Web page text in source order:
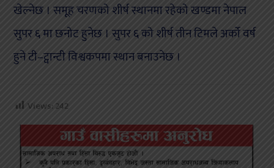
खेल्नेछ । समूह चरणको शीर्ष स्थानमा रहेको खण्डमा नेपाल
सुपर ६ मा छनोट हुनेछ । सुपर ६ को शीर्ष तीन टिमले अर्को वर्ष
हुने टी–ट्वान्टी विश्वकपमा स्थान बनाउनेछ ।
Views: 242